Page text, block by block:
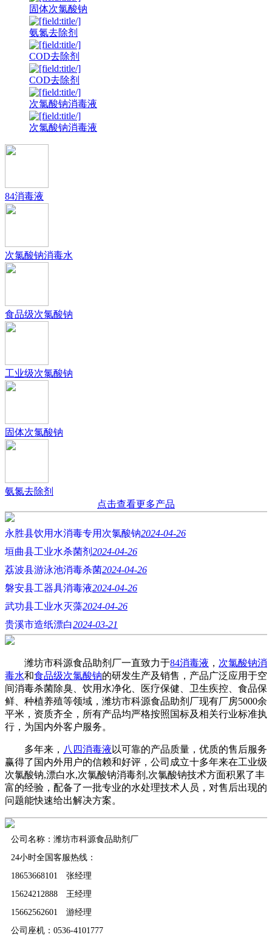
固体次氯酸钠
氨氮去除剂
COD去除剂
COD去除剂
次氯酸钠消毒液
次氯酸钠消毒液
84消毒液
次氯酸钠消毒水
食品级次氯酸钠
工业级次氯酸钠
固体次氯酸钠
氨氮去除剂
点击查看更多产品
永胜县饮用水消毒专用次氯酸钠2024-04-26
垣曲县工业水杀菌剂 2024-04-26
荔波县游泳池消毒杀菌2024-04-26
磐安县工器具消毒液2024-04-26
武功县工业水灭藻2024-04-26
贵溪市造纸漂白2024-03-21
潍坊市科源食品助剂厂一直致力于84消毒液 ， 次氯酸钠消
毒水和食品级次氯酸钠的研发生产及销售，产品广泛应用于空
间消毒杀菌除臭、饮用水净化、医疗保健、卫生疾控、食品保
鲜、种植养殖等领域，潍坊市科源食品助剂厂现有厂房5000余
平米，资质齐全，所有产品均严格按照国标及相关行业标准执
行，为国内外客户服务。
多年来， 八四消毒液 以可靠的产品质量，优质的售后服务
赢得了国内外用户的信赖和好评，公司成立十多年来在工业级
次氯酸钠,漂白水,次氯酸钠消毒剂,次氯酸钠技术方面积累了丰
富的经验，配备了一批专业的水处理技术人员，对售后出现的
问题能快速给出解决方案。
公司名称：潍坊市科源食品助剂厂
24小时全国客服热线：
18653668101 张经理
15624212888 王经理
15662562601 游经理
公司座机：0536-4101777